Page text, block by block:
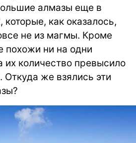
алмазы еще в
которые, как оказалось,
не из магмы. Кроме
похожи ни на одни
их количество превысило
Откуда же взялись эти